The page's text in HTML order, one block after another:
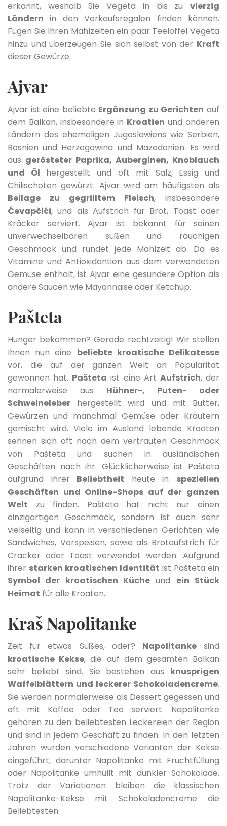
erkannt, weshalb Sie Vegeta in bis zu vierzig
Ländern in den Verkaufsregalen finden können.
Fügen Sie Ihren Mahlzeiten ein paar Teelöffel Vegeta
hinzu und überzeugen Sie sich selbst von der Kraft
dieser Gewürze.
Ajvar
Ajvar ist eine beliebte Ergänzung zu Gerichten auf
dem Balkan, insbesondere in Kroatien und anderen
Ländern des ehemaligen Jugoslawiens wie Serbien,
Bosnien und Herzegowina und Mazedonien. Es wird
aus gerösteter Paprika, Auberginen, Knoblauch
und Öl hergestellt und oft mit Salz, Essig und
Chilischoten gewürzt. Ajvar wird am häufigsten als
Beilage zu gegrilltem Fleisch, insbesondere
Ćevapčići, und als Aufstrich für Brot, Toast oder
Kräcker serviert. Ajvar ist bekannt für seinen
unverwechselbaren süßen und rauchigen
Geschmack und rundet jede Mahlzeit ab. Da es
Vitamine und Antioxidantien aus dem verwendeten
Gemüse enthält, ist Ajvar eine gesündere Option als
andere Saucen wie Mayonnaise oder Ketchup.
Pašteta
Hunger bekommen? Gerade rechtzeitig! Wir stellen
Ihnen nun eine beliebte kroatische Delikatesse
vor, die auf der ganzen Welt an Popularität
gewonnen hat. Pašteta ist eine Art Aufstrich, der
normalerweise aus Hühner-, Puten- oder
Schweineleber hergestellt wird und mit Butter,
Gewürzen und manchmal Gemüse oder Kräutern
gemischt wird. Viele im Ausland lebende Kroaten
sehnen sich oft nach dem vertrauten Geschmack
von Pašteta und suchen in ausländischen
Geschäften nach ihr. Glücklicherweise ist Pašteta
aufgrund ihrer Beliebtheit heute in speziellen
Geschäften und Online-Shops auf der ganzen
Welt zu finden. Pašteta hat nicht nur einen
einzigartigen Geschmack, sondern ist auch sehr
vielseitig und kann in verschiedenen Gerichten wie
Sandwiches, Vorspeisen, sowie als Brotaufstrich für
Cracker oder Toast verwendet werden. Aufgrund
ihrer starken kroatischen Identität ist Pašteta ein
Symbol der kroatischen Küche und ein Stück
Heimat für alle Kroaten.
Kraš Napolitanke
Zeit für etwas Süßes, oder? Napolitankesind
kroatische Kekse, die auf dem gesamten Balkan
sehr beliebt sind. Sie bestehen aus knusprigen
Waffelblättern und leckerer Schokoladencreme.
Sie werden normalerweise als Dessert gegessen und
oft mit Kaffee oder Tee serviert. Napolitanke
gehören zu den beliebtesten Leckereien der Region
und sind in jedem Geschäft zu finden. In den letzten
Jahren wurden verschiedene Varianten der Kekse
eingeführt, darunter Napolitanke mit Fruchtfüllung
oder Napolitanke umhüllt mit dunkler Schokolade.
Trotz der Variationen bleiben die klassischen
Napolitanke-Kekse mit Schokoladencreme die
Beliebtesten.